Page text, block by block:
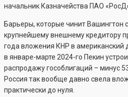
начальник Казначейства ПАО
Барьеры, которые чинит Вашингтон
крупнейшему внешнему кредитору
года вложения КНР в американский
в январе-марте 2024-го Пекин
распродажу гособлигаций – минус
Россия так вообще давно свела
практически до нуля.